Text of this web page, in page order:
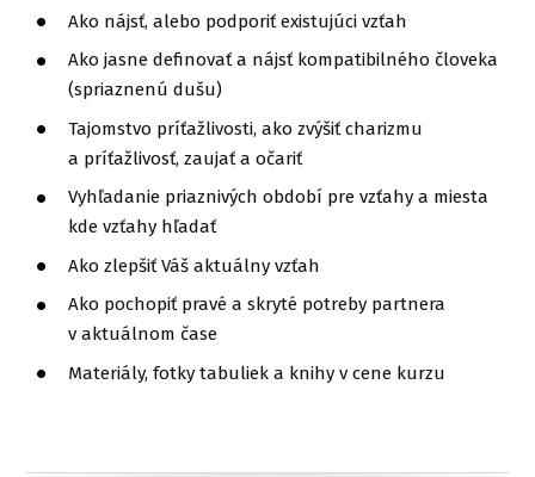
Ako nájsť, alebo podporiť existujúci vzťah
Ako jasne definovať a nájsť kompatibilného človeka
(spriaznenú dušu)
Tajomstvo príťažlivosti, ako zvýšiť charizmu
a príťažlivosť, zaujať a očariť
Vyhľadanie priaznivých období pre vzťahy a miesta
kde vzťahy hľadať
Ako zlepšiť Váš aktuálny vzťah
Ako pochopiť pravé a skryté potreby partnera
v aktuálnom čase
Materiály, fotky tabuliek a knihy v cene kurzu